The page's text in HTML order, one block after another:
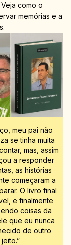
como o
memórias e a
meu pai não
se tinha muita
mas, assim
a responder
as histórias
começaram a
O livro final
e finalmente
coisas da
que eu nunca
de outro
jeito.”